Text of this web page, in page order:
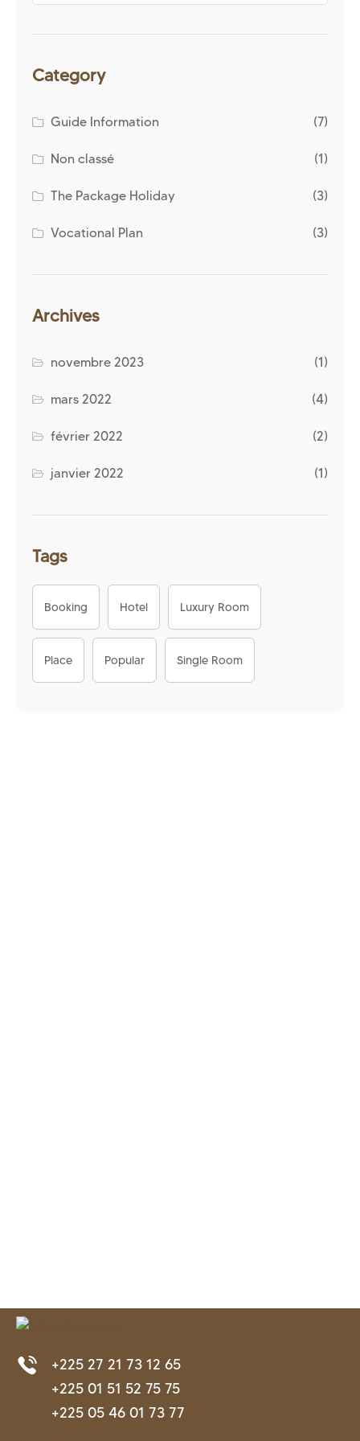
Category
Guide Information (7)
Non classé (1)
The Package Holiday (3)
Vocational Plan (3)
Archives
novembre 2023 (1)
mars 2022 (4)
février 2022 (2)
janvier 2022 (1)
Tags
Booking Hotel Luxury Room
Place Popular Single Room
+225 27 21 73 12 65
+225 01 51 52 75 75
+225 05 46 01 73 77